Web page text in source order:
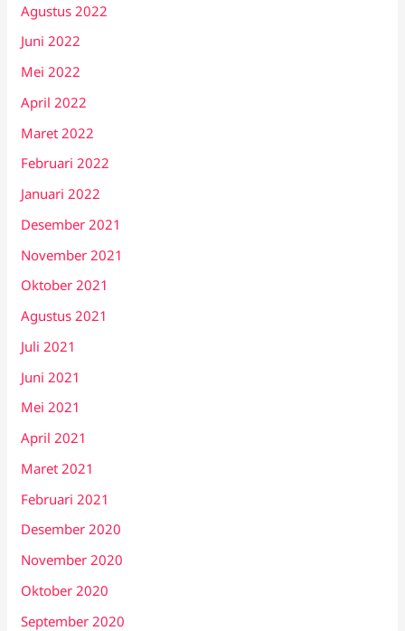
Agustus 2022
Juni 2022
Mei 2022
April 2022
Maret 2022
Februari 2022
Januari 2022
Desember 2021
November 2021
Oktober 2021
Agustus 2021
Juli 2021
Juni 2021
Mei 2021
April 2021
Maret 2021
Februari 2021
Desember 2020
November 2020
Oktober 2020
September 2020